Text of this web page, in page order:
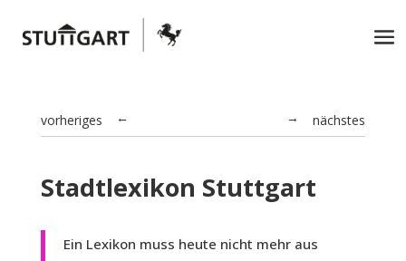
← nächstes
vorheriges →
Stadtlexikon Stuttgart
Ein Lexikon muss heute nicht mehr aus